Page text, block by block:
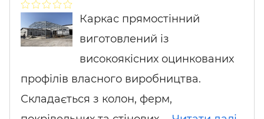
Каркас прямостінний
виготовлений із
високоякісних оцинкованих
профілів власного виробництва.
Складається з колон, ферм,